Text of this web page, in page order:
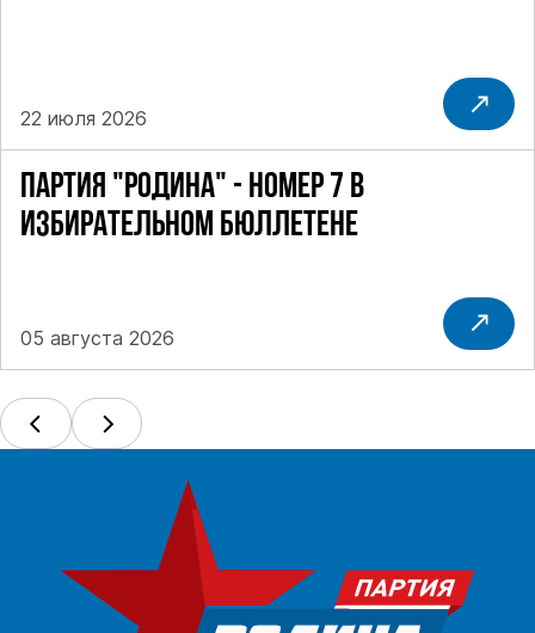
ПАРТИЯ "РОДИНА" - НОМЕР 7 В
ИЗБИРАТЕЛЬНОМ БЮЛЛЕТЕНЕ
05 августа 2026
22 июля 2026